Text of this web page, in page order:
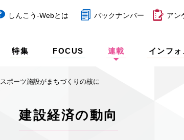
しんこう-Webとは バックナンバー アン
特集 FOCUS 連載 インフ
スポーツ施設がまちづくりの核に
建設経済の動向